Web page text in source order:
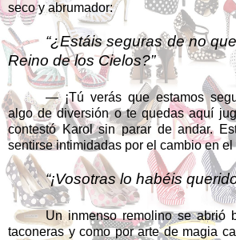
seco y abrumador:
“¿Estáis seguras de no
Reino de los Cielos?”
— ¡Tú verás que estamos
algo de diversión o te quedas aquí
contestó Karol sin parar de andar.
sentirse intimidadas por el cambio en el
“¡Vosotras lo habéis
Un inmenso remolino se abrió
taconeras y como por arte de magia